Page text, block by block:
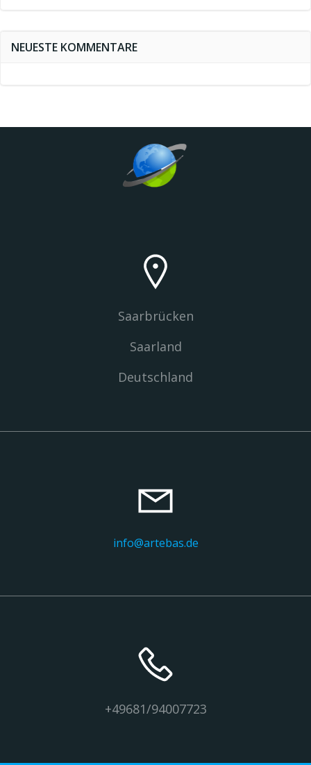
NEUESTE KOMMENTARE
Saarbrücken
Saarland
Deutschland
info@artebas.de
+49681/94007723